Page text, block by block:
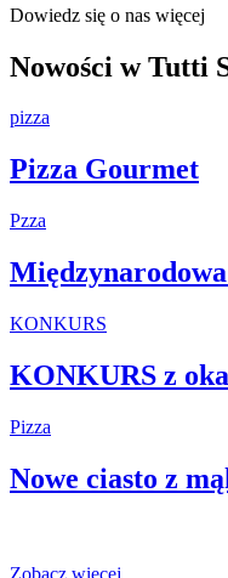
Dowiedz się o nas więcej
Nowości w Tutti
pizza
Pizza Gourmet
Pzza
KONKURS
KONKURS z
Pizza
Nowe ciasto z
Zobacz więcej